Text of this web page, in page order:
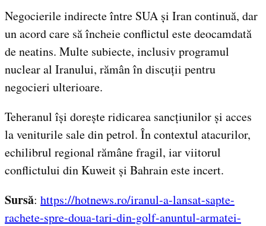
Negocierile indirecte între SUA și Iran continuă, dar
un acord care să încheie conflictul este deocamdată
de neatins. Multe subiecte, inclusiv programul
nuclear al Iranului, rămân în discuții pentru
negocieri ulterioare.
Teheranul își dorește ridicarea sancțiunilor și acces
la veniturile sale din petrol. În contextul atacurilor,
echilibrul regional rămâne fragil, iar viitorul
conflictului din Kuweit și Bahrain este incert.
Sursă: https://hotnews.ro/iranul-a-lansat-sapte-
rachete-spre-doua-tari-din-golf-anuntul-armatei-